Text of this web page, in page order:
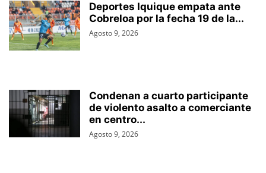
Deportes Iquique empata ante
Cobreloa por la fecha 19 de la...
Agosto 9, 2026
Condenan a cuarto participante
de violento asalto a comerciante
en centro...
Agosto 9, 2026